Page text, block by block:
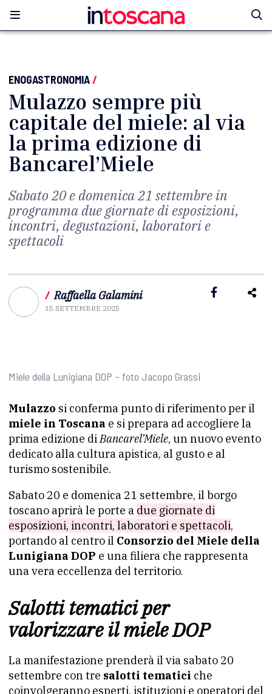
ENOGASTRONOMIA/
Mulazzo sempre più
capitale del miele: al via
la prima edizione di
Bancarel’Miele
Sabato 20 e domenica 21 settembre in
programma due giornate di esposizioni,
incontri, degustazioni, laboratori e
spettacoli
/ Raffaella Galamini
15 SETTEMBRE 2025
Miele della Lunigiana DOP – foto Jacopo Grassi
Mulazzo si conferma punto di riferimento per il
miele in Toscana e si prepara ad accogliere la
prima edizione diBancarel’Miele, un nuovo evento
dedicato alla cultura apistica, al gusto e al
turismo sostenibile.
Sabato 20 e domenica 21 settembre, il borgo
toscano aprirà le porte a due giornate di
esposizioni, incontri, laboratori e spettacoli,
portando al centro il Consorzio del Miele della
Lunigiana DOP e una filiera che rappresenta
una vera eccellenza del territorio.
Salotti tematici per
valorizzare il miele DOP
La manifestazione prenderà il via sabato 20
settembre con tre salotti tematici che
coinvolgeranno esperti, istituzioni e operatori del